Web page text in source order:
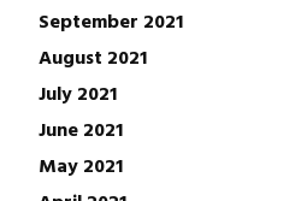
September 2021
August 2021
July 2021
June 2021
May 2021